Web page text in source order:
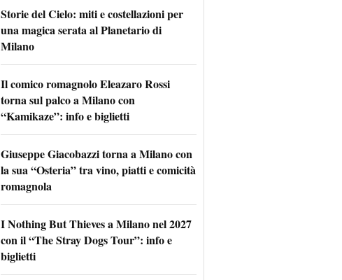
Storie del Cielo: miti e costellazioni per
una magica serata al Planetario di
Milano
Il comico romagnolo Eleazaro Rossi
torna sul palco a Milano con
“Kamikaze”: info e biglietti
Giuseppe Giacobazzi torna a Milano con
la sua “Osteria” tra vino, piatti e comicità
romagnola
I Nothing But Thieves a Milano nel 2027
con il “The Stray Dogs Tour”: info e
biglietti